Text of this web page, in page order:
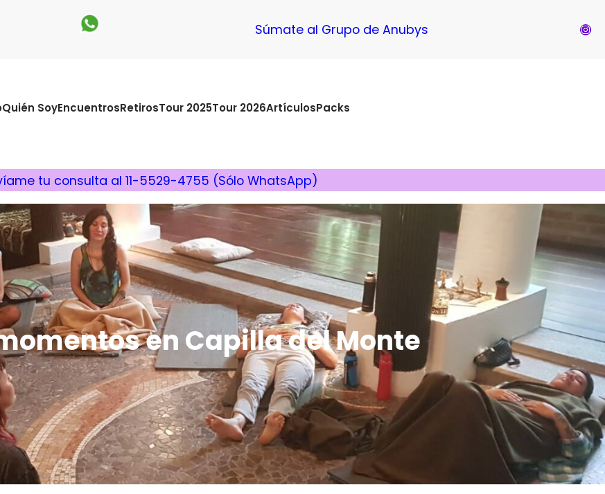
Súmate al Grupo de Anubys
Quién SoyEncuentrosRetirosTour 2025Tour 2026ArtículosPacks
tu consulta al 11-5529-4755 (Sólo WhatsApp)
en Capilla del Monte